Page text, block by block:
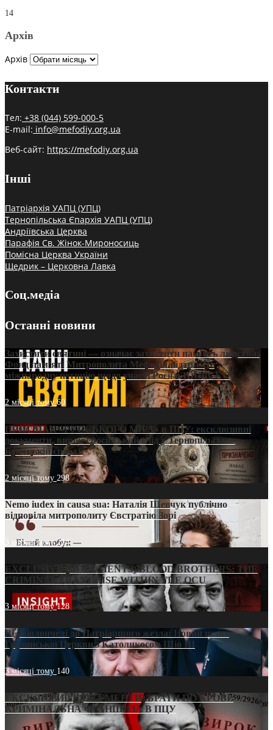
14
Архів
Архів
Контакти
Тел: +38 (044) 599-000-5
E-mail: info@mefodiy.org.ua
Веб-сайт: https://mefodiy.org.ua
Інші
Патріархія УАПЦ (УПЦ)
Тернопільська Єпархія УАПЦ (УПЦ)
Андріївська Церква
Парафія Св. Жінок-Мироносиць
Помісна Церква України
Щедрик – Церковна Лавка
Соц.медіа
Останні новини
Захистити святині — означає захистити пам’ять людства:
Фонд пам’яті Митрополита Мефодія підтримує
міжнародну петицію щодо участі Росії в ЮНЕСКО
2 місяці тому60
ПРИСМАК «РУССЬКОГО МІРА» в ПЦУ: ексклюзивні
документи, вирок і російський слід у Тернопільсько-
Бучацькій єпархії
2 місяці тому 298
Nemo iudex in causa sua: Наталія Шевчук публічно
відповіла митрополиту Євстратію Зорі
3 місяці тому214
EXCLUSIVE (DOCUMENTS)/BLOOD BROTHERS: THE
CRIMINAL FRANCHISE WITHIN THE OCU
3 місяці тому128
Від віолончелі до Патріаршого жезла: Новий шлях
Грузинської Церкви з Католикосом Шіо III
3 місяці тому 140
ЕКСКЛЮЗИВ (ДОКУМЕНТИ)/БРАТИ ПО КРОВІ:
КРИМІНАЛЬНА ФРАНШИЗА В ПЦУ